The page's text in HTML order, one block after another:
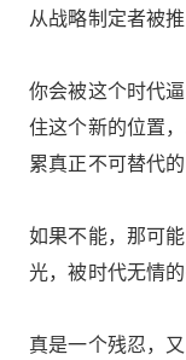
从战略制定者被
你会被这个时代
住这个新的位置
累真正不可替代的
如果不能，那可
光，被时代无情
真是一个残忍，又